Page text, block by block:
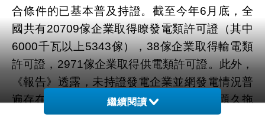
合條件的已基本普及持證。截至今年6月底，全
國共有20709傢企業取得瞭發電類許可證（其中
6000千瓦以上5343傢），38傢企業取得輸電類
許可證，2971傢企業取得供電類許可證。此外，
《報告》透露，未持證發電企業並網發電情況普
遍存在，其中包括因年代久遠歷史遺留問題久拖
不決的企業、違反瞭國傢項目投資核準（審批）
繼續閱讀